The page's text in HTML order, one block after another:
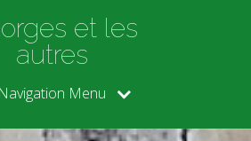
et les
autres
Navigation Menu